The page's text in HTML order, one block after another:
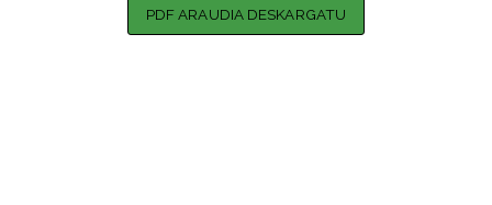
PDF ARAUDIA DESKARGATU